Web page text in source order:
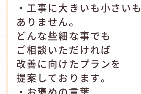
・工事に大きいも小さいも
ありません。
どんな些細な事でも
ご相談いただければ
改善に向けたプランを
提案しております。